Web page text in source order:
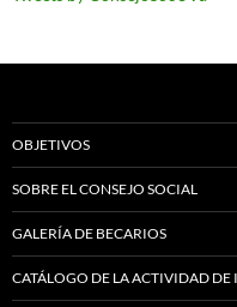
OBJETIVOS
SOBRE EL CONSEJO SOCIAL
GALERÍA DE BECARIOS
CATÁLOGO DE LA ACTIVIDAD